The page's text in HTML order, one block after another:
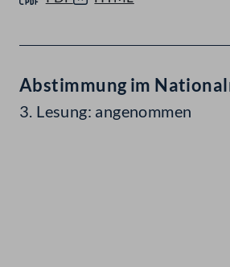
Abstimmung im
3. Lesung: angenommen